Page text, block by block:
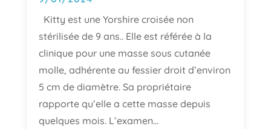
Kitty est une Yorshire croisée non
stérilisée de 9 ans.. Elle est référée à la
clinique pour une masse sous cutanée
molle, adhérente au fessier droit d’environ
5 cm de diamètre. Sa propriétaire
rapporte qu’elle a cette masse depuis
quelques mois. L’examen...